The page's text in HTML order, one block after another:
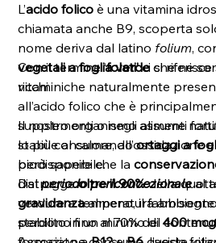
L’acido folico è una vitamina
chiamata anche B9, scoperta
nome deriva dal latino folium,
vegetali a foglia verde che ne
ricchi.
Con il termine ‘folati’ci si
vitaminiche naturalmente
all’acido folico che è
supplementi o negli alimenti
stabile al calore, all’ossidazione
biodisponibile.
Il nostro organismo assume
lo più consumandoortaggi a
però sapere che la
distruggeoltre il 90%della
verdure a temperatura
perdono fino al 70% del
Dalperiodo periconcezionaleal
gravidanzaalmeno, il
stabilito in un minimo di 400 mcg